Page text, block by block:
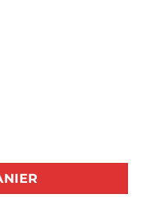
TOYOTA Séries SP